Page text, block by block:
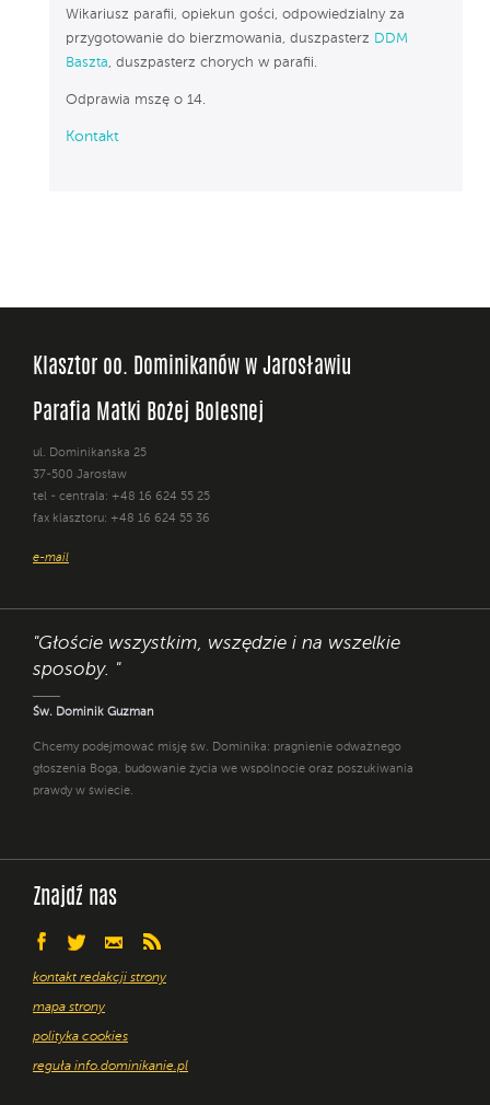
Wikariusz parafii, opiekun gości, odpowiedzialny za
przygotowanie do bierzmowania, duszpasterz DDM
Baszta, duszpasterz chorych w parafii.
Odprawia mszę o 14.
Kontakt
Klasztor oo. Dominikanów w Jarosławiu
Parafia Matki Bożej Bolesnej
ul. Dominikańska 25
37-500 Jarosław
tel - centrala: +48 16 624 55 25
fax klasztoru: +48 16 624 55 36
e-mail
"Głoście wszystkim, wszędzie i na wszelkie
sposoby. "
Św. Dominik Guzman
Chcemy podejmować misję św. Dominika: pragnienie odważnego
głoszenia Boga, budowanie życia we wspólnocie oraz poszukiwania
prawdy w świecie.
Znajdź nas
kontakt redakcji strony
mapa strony
polityka cookies
reguła info.dominikanie.pl